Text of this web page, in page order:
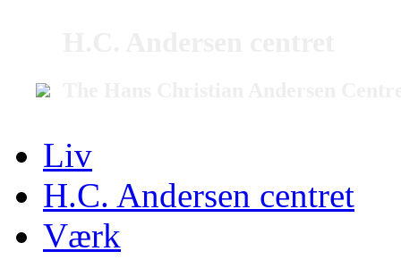
Liv
H.C. Andersen centret
Værk